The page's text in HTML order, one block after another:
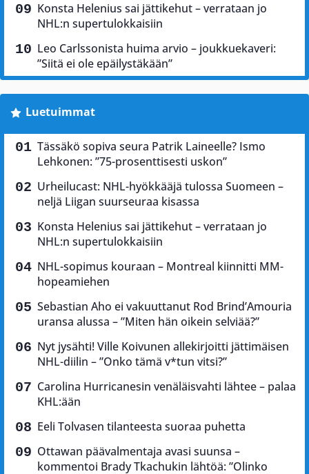
Konsta Helenius sai jättikehut – verrataan jo
NHL:n supertulokkaisiin
Leo Carlssonista huima arvio – joukkuekaveri:
”Siitä ei ole epäilystäkään”
Luetuimmat
Tässäkö sopiva seura Patrik Laineelle? Ismo
Lehkonen: ”75-prosenttisesti uskon”
Urheilucast: NHL-hyökkääjä tulossa Suomeen –
neljä Liigan suurseuraa kisassa
Konsta Helenius sai jättikehut – verrataan jo
NHL:n supertulokkaisiin
NHL-sopimus kouraan – Montreal kiinnitti MM-
hopeamiehen
Sebastian Aho ei vakuuttanut Rod Brind’Amouria
uransa alussa – ”Miten hän oikein selviää?”
Nyt jysähti! Ville Koivunen allekirjoitti jättimäisen
NHL-diilin – ”Onko tämä v*tun vitsi?”
Carolina Hurricanesin venäläisvahti lähtee – palaa
KHL:ään
Eeli Tolvasen tilanteesta suoraa puhetta
Ottawan päävalmentaja avasi suunsa –
kommentoi Brady Tkachukin lähtöä: ”Olinko